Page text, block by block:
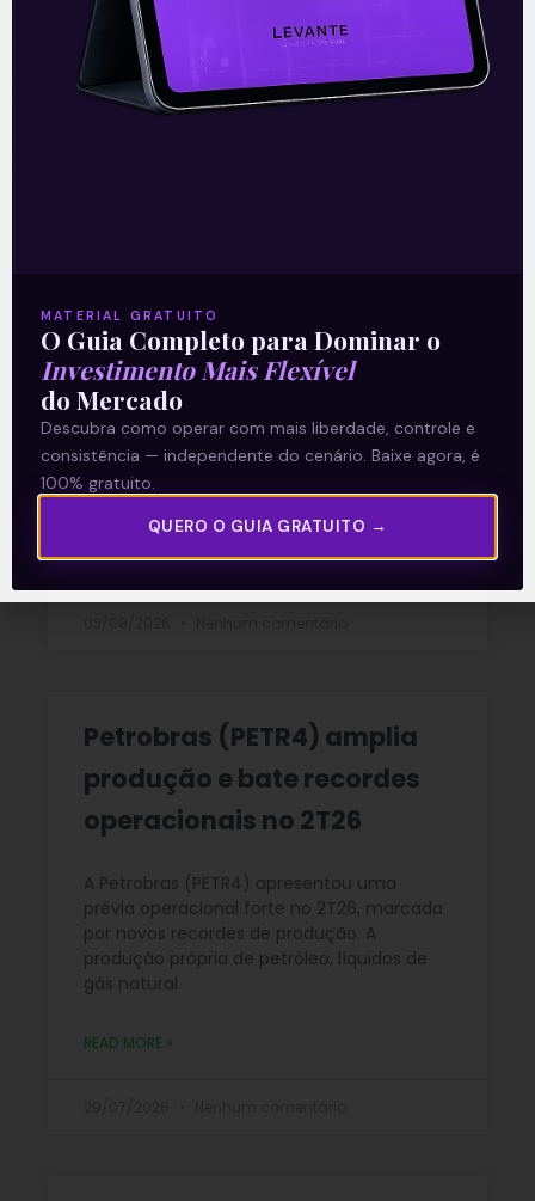
A reunião do Comitê de Política Monetária
(Copom) encerrada na quarta-feira (5)
confirmou as expectativas quase
unânimes dos investidores e reduziu a taxa
Multiplan (MULT3) combina
crescimento operacional e
rentabilidade recorde no
2T26
READ MORE »
Petrobras (PETR4) amplia
produção e bate recordes
operacionais no 2T26
A Petrobras (PETR4) apresentou uma
prévia operacional forte no 2T26, marcada
por novos recordes de produção. A
produção própria de petróleo, líquidos de
gás natural
READ MORE »
MATERIAL GRATUITO
O Guia Completo para Dominar o
Investimento Mais Flexível
do Mercado
Descubra como operar com mais liberdade, controle e
consistência — independente do cenário. Baixe agora, é
100% gratuito.
QUERO O GUIA GRATUITO →